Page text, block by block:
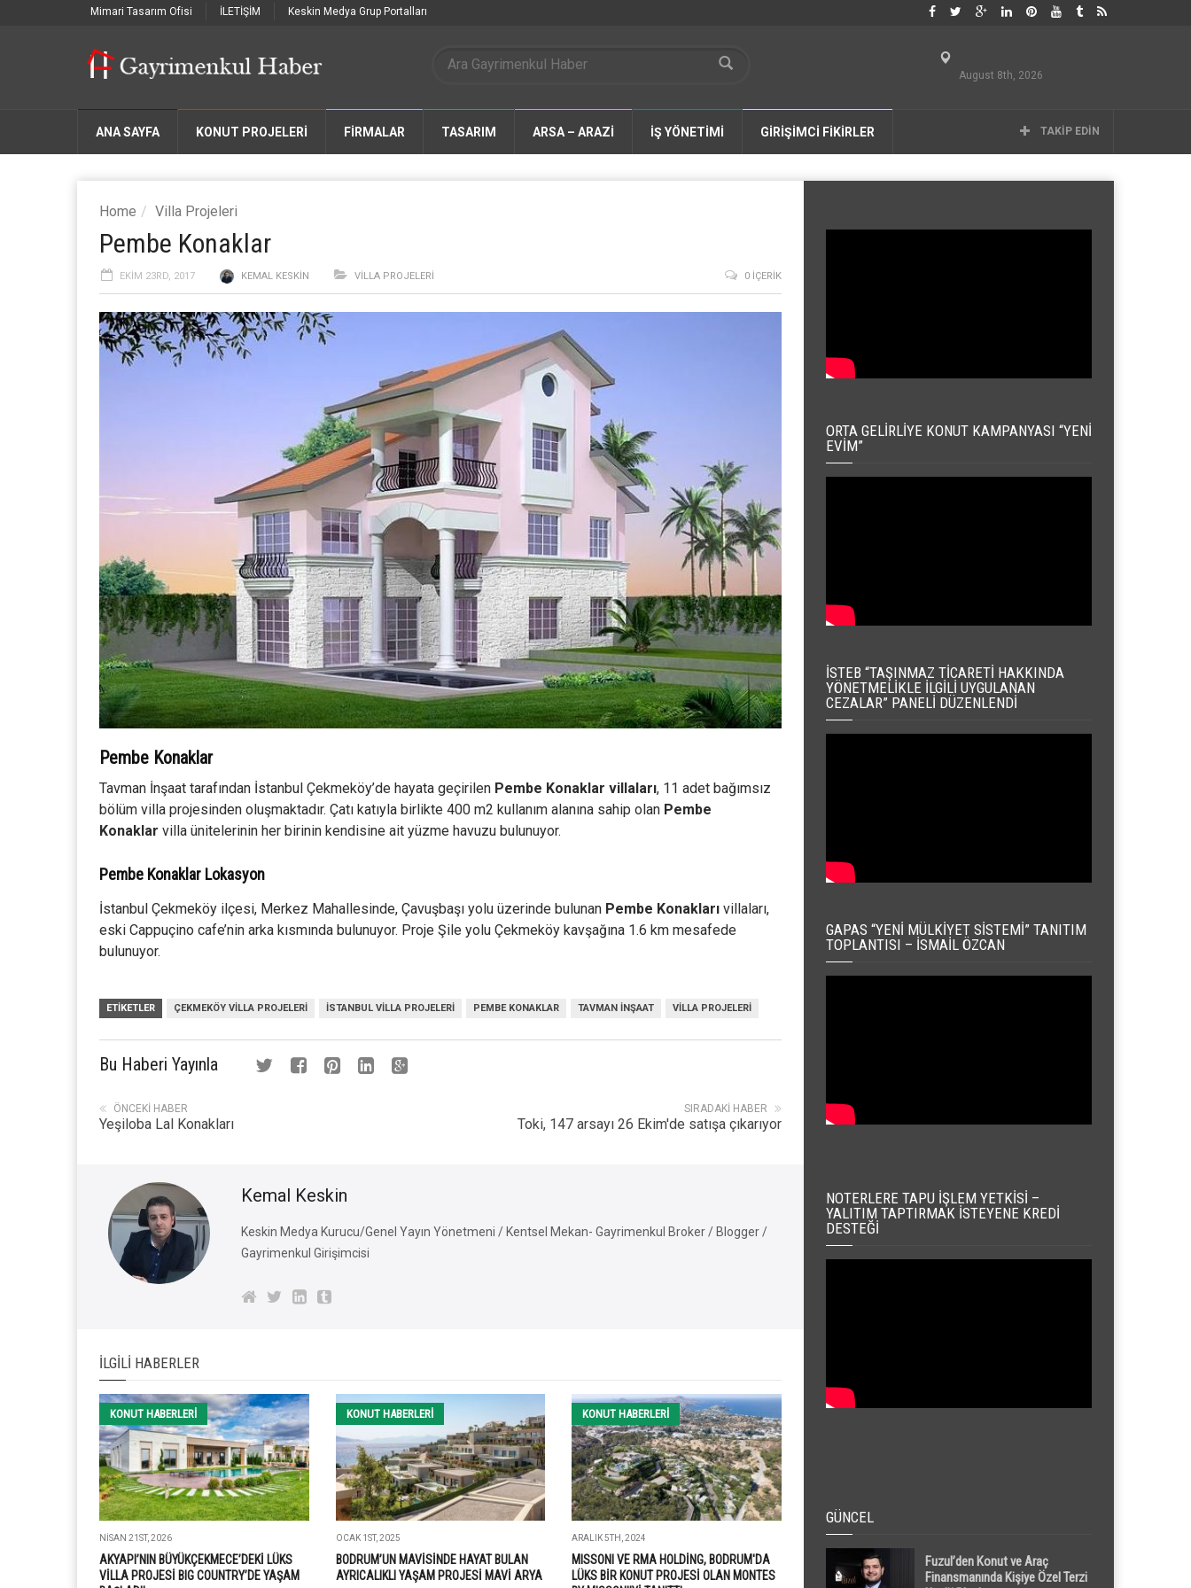
Mimari Tasarım Ofisi İLETİŞİM Keskin Medya Grup Portalları
August 8th, 2026
ANA SAYFA KONUT PROJELERİ FIRMALAR TASARIM ARSA – ARAZİ İŞ YÖNETİMİ GİRİŞİMCİ FİKİRLER TAKIP EDIN
Home Villa Projeleri
Pembe Konaklar
EKIM 23RD, 2017 KEMAL KESKIN VILLA PROJELERI 0 İÇERIK
Pembe Konaklar
Tavman İnşaat tarafından İstanbul Çekmeköy’de hayata geçirilen Pembe Konaklar villaları, 11 adet bağımsız
bölüm villa projesinden oluşmaktadır. Çatı katıyla birlikte 400 m2 kullanım alanına sahip olan Pembe
Konaklar villa ünitelerinin her birinin kendisine ait yüzme havuzu bulunuyor.
Pembe Konaklar Lokasyon
İstanbul Çekmeköy ilçesi, Merkez Mahallesinde, Çavuşbaşı yolu üzerinde bulunan Pembe Konakları villaları,
eski Cappuçino cafe’nin arka kısmında bulunuyor. Proje Şile yolu Çekmeköy kavşağına 1.6 km mesafede
bulunuyor.
ETIKETLER ÇEKMEKÖY VILLA PROJELERI ISTANBUL VILLA PROJELERI PEMBE KONAKLAR TAVMAN INŞAAT VILLA PROJELERI
Bu Haberi Yayınla
SIRADAKI HABER
Toki, 147 arsayı 26 Ekim'de satışa çıkarıyor
ÖNCEKI HABER
Yeşiloba Lal Konakları
Kemal Keskin
Keskin Medya Kurucu/Genel Yayın Yönetmeni / Kentsel Mekan- Gayrimenkul Broker / Blogger /
Gayrimenkul Girişimcisi
İLGILI HABERLER
KONUT HABERLERI
NISAN 21ST, 2026
AKYAPI’NIN BÜYÜKÇEKMECE’DEKİ LÜKS
VİLLA PROJESİ BIG COUNTRY’DE YAŞAM
KONUT HABERLERI
OCAK 1ST, 2025
BODRUM’UN MAVİSİNDE HAYAT BULAN
AYRICALIKLI YAŞAM PROJESİ MAVİ ARYA
KONUT HABERLERI
ARALIK 5TH, 2024
MISSONI VE RMA HOLDİNG, BODRUM'DA
LÜKS BİR KONUT PROJESİ OLAN MONTES
ORTA GELIRLIYE KONUT KAMPANYASI “YENI
EVIM”
İSTEB “TAŞINMAZ TICARETI HAKKINDA
YÖNETMELIKLE İLGILI UYGULANAN
CEZALAR” PANELI DÜZENLENDI
GAPAS “YENI MÜLKIYET SISTEMI” TANITIM
TOPLANTISI – İSMAIL ÖZCAN
NOTERLERE TAPU İŞLEM YETKISI –
YALITIM TAPTIRMAK İSTEYENE KREDI
DESTEĞI
GÜNCEL
Fuzul’den Konut ve Araç
Finansmanında Kişiye Özel Terzi